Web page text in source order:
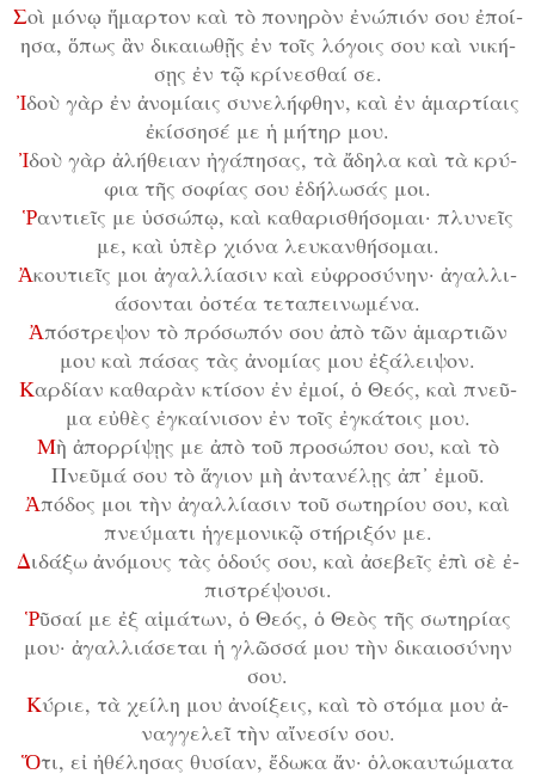
Σοὶ μό­νῳ ἥ­μαρ­τον καὶ τὸ πο­νη­ρὸν ἐ­νώ­πι­όν σου ἐ­ποί­
η­σα, ὅ­πως ἂν δι­και­ω­θῇς ἐν τοῖς λό­γοις σου καὶ νι­κή­
σῃς ἐν τῷ κρί­νε­σθαί σε.
Ἰ­δοὺ γὰρ ἐν ἀ­νο­μί­αις συ­νε­λή­φθην, καὶ ἐν ἁ­μαρ­τί­αις
ἐ­κίσ­ση­σέ με ἡ μή­τηρ μου.
Ἰ­δοὺ γὰρ ἀ­λή­θει­αν ἠ­γά­πη­σας, τὰ ἄ­δη­λα καὶ τὰ κρύ­
φι­α τῆς σο­φί­ας σου ἐ­δή­λω­σάς μοι.
Ῥαν­τι­εῖς με ὑσ­σώ­πῳ, καὶ κα­θα­ρι­σθή­σο­μαι· πλυ­νεῖς
με, καὶ ὑ­πὲρ χι­ό­να λευ­καν­θή­σο­μαι.
Ἀ­κου­τι­εῖς μοι ἀ­γαλ­λί­α­σιν καὶ εὐ­φρο­σύ­νην· ἀ­γαλ­λι­
ά­σον­ται ὀ­στέ­α τε­τα­πει­νω­μέ­να.
Ἀ­πό­στρε­ψον τὸ πρό­σω­πόν σου ἀ­πὸ τῶν ἁ­μαρ­τι­ῶν
μου καὶ πά­σας τὰς ἀ­νο­μί­ας μου ἐ­ξά­λει­ψον.
Καρ­δί­αν κα­θα­ρὰν κτί­σον ἐν ἐ­μοί, ὁ Θε­ός, καὶ πνεῦ­
μα εὐ­θὲς ἐγ­καί­νι­σον ἐν τοῖς ἐγ­κά­τοις μου.
Μὴ ἀ­πορ­ρί­ψῃς με ἀ­πὸ τοῦ προ­σώ­που σου, καὶ τὸ
Πνεῦ­μά σου τὸ ἅ­γι­ον μὴ ἀν­τα­νέ­λῃς ἀπ᾿ ἐ­μοῦ.
Ἀ­πό­δος μοι τὴν ἀ­γαλ­λί­α­σιν τοῦ σω­τη­ρί­ου σου, καὶ
πνεύ­μα­τι ἡ­γε­μο­νι­κῷ στή­ρι­ξόν με.
Δι­δά­ξω ἀ­νό­μους τὰς ὁ­δούς σου, καὶ ἀ­σε­βεῖς ἐ­πὶ σὲ ἐ­
πι­στρέ­ψου­σι.
Ῥῦ­σαί με ἐξ αἱ­μά­των, ὁ Θε­ός, ὁ Θε­ὸς τῆς σω­τη­ρί­ας
μου· ἀ­γαλ­λι­ά­σε­ται ἡ γλῶσ­σά μου τὴν δι­και­ο­σύ­νην
σου.
Κύ­ρι­ε, τὰ χεί­λη μου ἀ­νοί­ξεις, καὶ τὸ στό­μα μου ἀ­
ναγ­γε­λεῖ τὴν αἴ­νε­σίν σου.
Ὅ­τι, εἰ ἠ­θέ­λη­σας θυ­σί­αν, ἔ­δω­κα ἄν· ὁ­λο­καυ­τώ­μα­τα